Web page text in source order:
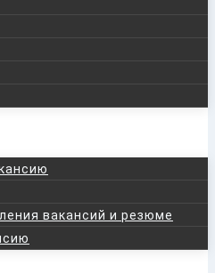
вакансий и резюме